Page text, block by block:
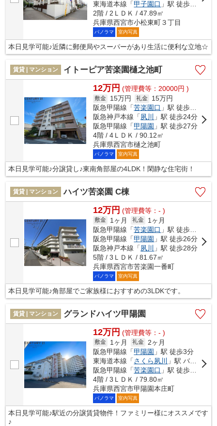
東海道本線「甲子園口 」駅 徒歩28分
2階 / 2ＬＤＫ / 47.89㎡
兵庫県西宮市小松東町３丁目
パノラマ 室内写真
本日見学可能♪近隣に郵便局やスーパーがあり生活に便利な立地☆
賃貸 | マンション イトーピア苦楽園樋之池町
12万円 (管理費等：20000円 )
敷金 15万円 礼金
15万円
阪急甲陽線「苦楽園口 」駅 徒歩14分
阪急神戸本線「夙川
」駅 徒歩24分
阪急甲陽線「甲陽園 」駅 徒歩27分
4階 / 4ＬＤＫ / 90.12㎡
兵庫県西宮市樋之池町
パノラマ 室内写真
本日見学可能♪分譲貸し♪東南角部屋の4LDK！閑静な住宅街！
賃貸 | マンション ハイツ苦楽園 C棟
12万円 (管理費等：- )
敷金 1ヶ月 礼金
1ヶ月
阪急甲陽線「苦楽園口 」駅 徒歩16分
阪急甲陽線「甲陽園 」駅 徒歩26分
阪急神戸本線「夙川
」駅 徒歩28分
5階 / 3ＬＤＫ / 81.67㎡
兵庫県西宮市苦楽園一番町
パノラマ 室内写真
本日見学可能♪角部屋でご家族様におすすめの3LDKです。
賃貸 | マンション グランドハイツ甲陽園
12万円 (管理費等：- )
敷金 1ヶ月 礼金
2ヶ月
阪急甲陽線「甲陽園 」駅 徒歩3分
東海道本線「さくら夙川
」駅 バス14分 「目神山」 停歩3分
阪急甲陽線「苦楽園口 」駅 徒歩22分
4階 / 3ＬＤＫ / 79.80㎡
兵庫県西宮市甲陽園本庄町
パノラマ 室内写真
本日見学可能♪駅近の分譲賃貸物件！ファミリー様にオススメです
♪